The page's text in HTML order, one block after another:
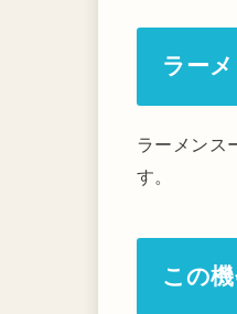
ラー
ラーメンス
す。
この